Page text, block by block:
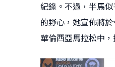
紀錄。不過，半馬
的野心，她宣佈將
華倫西亞馬拉松中